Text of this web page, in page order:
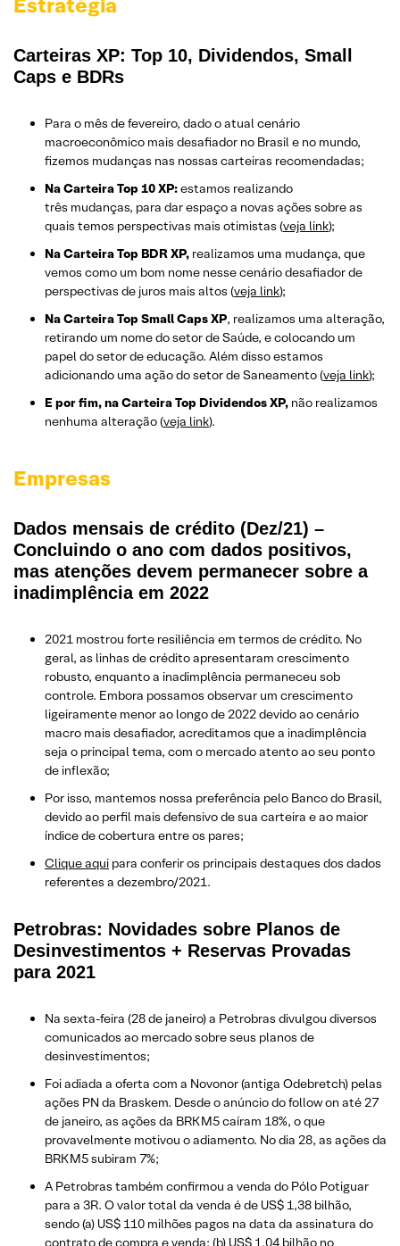
Carteiras XP: Top 10, Dividendos, Small
Caps e BDRs
Para o mês de fevereiro, dado o atual cenário
macroeconômico mais desafiador no Brasil e no mundo,
fizemos mudanças nas nossas carteiras recomendadas;
Na Carteira Top 10 XP:estamos realizando
três mudanças, para dar espaço a novas ações sobre as
quais temos perspectivas mais otimistas (veja link);
Na Carteira Top BDR XP, realizamos uma mudança, que
vemos como um bom nome nesse cenário desafiador de
perspectivas de juros mais altos (veja link);
Na Carteira Top Small Caps XP, realizamos uma alteração,
retirando um nome do setor de Saúde, e colocando um
papel do setor de educação. Além disso estamos
adicionando uma ação do setor de Saneamento (veja link);
E por fim, na Carteira Top Dividendos XP, não realizamos
nenhuma alteração (veja link).
Empresas
Dados mensais de crédito (Dez/21) –
Concluindo o ano com dados positivos,
mas atenções devem permanecer sobre a
inadimplência em 2022
2021 mostrou forte resiliência em termos de crédito. No
geral, as linhas de crédito apresentaram crescimento
robusto, enquanto a inadimplência permaneceu sob
controle. Embora possamos observar um crescimento
ligeiramente menor ao longo de 2022 devido ao cenário
macro mais desafiador, acreditamos que a inadimplência
seja o principal tema, com o mercado atento ao seu ponto
de inflexão;
Por isso, mantemos nossa preferência pelo Banco do Brasil,
devido ao perfil mais defensivo de sua carteira e ao maior
índice de cobertura entre os pares;
Clique aqui para conferir os principais destaques dos dados
referentes a dezembro/2021.
Petrobras: Novidades sobre Planos de
Desinvestimentos + Reservas Provadas
para 2021
Na sexta-feira (28 de janeiro) a Petrobras divulgou diversos
comunicados ao mercado sobre seus planos de
desinvestimentos;
Foi adiada a oferta com a Novonor (antiga Odebretch) pelas
ações PN da Braskem. Desde o anúncio do follow on até 27
de janeiro, as ações da BRKM5 caíram 18%, o que
provavelmente motivou o adiamento. No dia 28, as ações da
BRKM5 subiram 7%;
A Petrobras também confirmou a venda do Pólo Potiguar
para a 3R. O valor total da venda é de US$ 1,38 bilhão,
sendo (a) US$ 110 milhões pagos na data da assinatura do
contrato de compra e venda; (b) US$ 1,04 bilhão no